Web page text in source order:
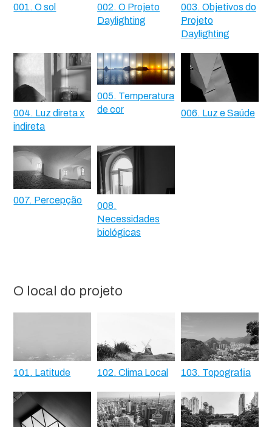
001. O sol
002. O Projeto
Daylighting
003. Objetivos do
Projeto
Daylighting
004. Luz direta x
indireta
005. Temperatura
de cor
006. Luz e Saúde
007. Percepção
008.
Necessidades
biológicas
O local do projeto
101. Latitude 102. Clima Local 103. Topografia